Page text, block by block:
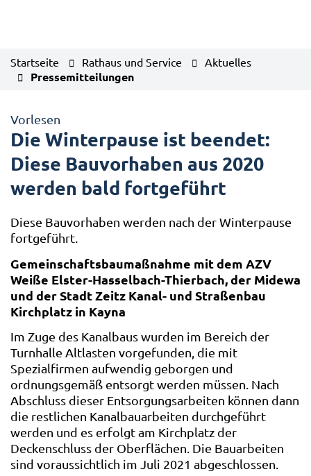
Startseite Rathaus und Service Aktuelles
Pressemitteilungen
Vorlesen
Die Winterpause ist beendet:
Diese Bauvorhaben aus 2020
werden bald fortgeführt
Diese Bauvorhaben werden nach der Winterpause
fortgeführt.
Gemeinschaftsbaumaßnahme mit dem AZV
Weiße Elster-Hasselbach-Thierbach, der Midewa
und der Stadt Zeitz Kanal- und Straßenbau
Kirchplatz in Kayna
Im Zuge des Kanalbaus wurden im Bereich der
Turnhalle Altlasten vorgefunden, die mit
Spezialfirmen aufwendig geborgen und
ordnungsgemäß entsorgt werden müssen. Nach
Abschluss dieser Entsorgungsarbeiten können dann
die restlichen Kanalbauarbeiten durchgeführt
werden und es erfolgt am Kirchplatz der
Deckenschluss der Oberflächen. Die Bauarbeiten
sind voraussichtlich im Juli 2021 abgeschlossen.